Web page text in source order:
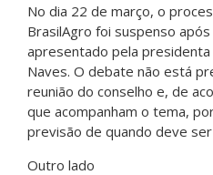
No dia 22 de março, o
BrasilAgro foi suspenso
apresentado pela presidenta
Naves. O debate não está
reunião do conselho e, de
que acompanham o tema,
previsão de quando deve
Outro lado